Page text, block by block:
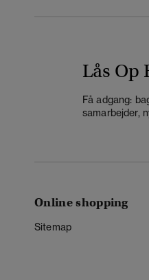
Lås Op
Få adgang:
samarbejder,
Online shopping
Sitemap